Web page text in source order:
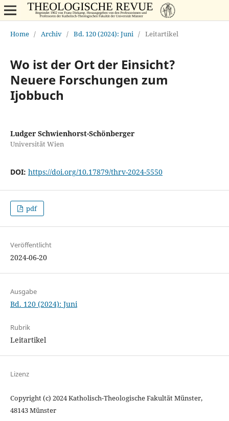
Home / Archiv / Bd. 120 (2024): Juni / Leitartikel
Wo ist der Ort der Einsicht?
Neuere Forschungen zum
Ijobbuch
Ludger Schwienhorst-Schönberger
Universität Wien
DOI: https://doi.org/10.17879/thrv-2024-5550
pdf
Veröffentlicht
2024-06-20
Ausgabe
Bd. 120 (2024): Juni
Rubrik
Leitartikel
Lizenz
Copyright (c) 2024 Katholisch-Theologische Fakultät Münster,
48143 Münster